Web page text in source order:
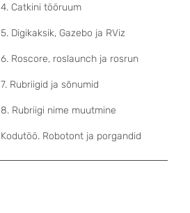
4. Catkini tööruum
5. Digikaksik, Gazebo ja RViz
6. Roscore, roslaunch ja rosrun
7. Rubriigid ja sõnumid
8. Rubriigi nime muutmine
Kodutöö. Robotont ja porgandid